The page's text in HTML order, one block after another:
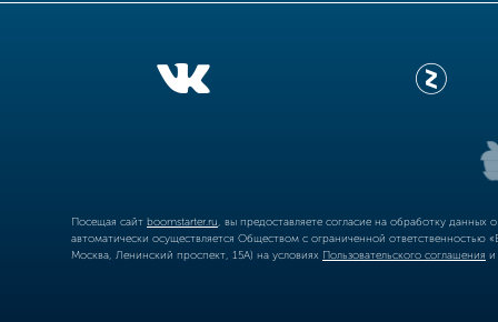
Посещая сайт boomstarter.ru , вы предоставляете согласие на обработку
автоматически осуществляется Обществом с ограниченной
Москва, Ленинский проспект, 15А) на условиях Пользовательского соглашения и